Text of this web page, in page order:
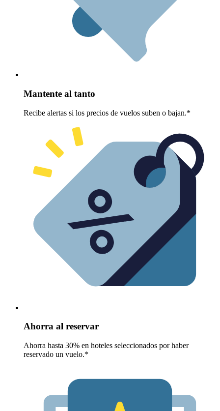
Mantente al tanto
Recibe alertas si los precios de vuelos suben o bajan.*
Ahorra al reservar
Ahorra hasta 30% en hoteles seleccionados por haber
reservado un vuelo.*